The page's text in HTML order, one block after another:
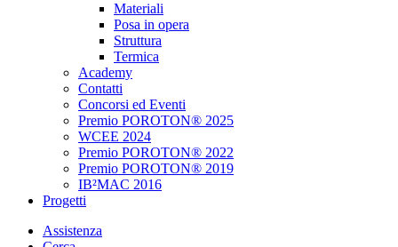
Materiali
Posa in opera
Struttura
Termica
Academy
Contatti
Concorsi ed Eventi
Premio POROTON® 2025
WCEE 2024
Premio POROTON® 2022
Premio POROTON® 2019
IB²MAC 2016
Progetti
Assistenza